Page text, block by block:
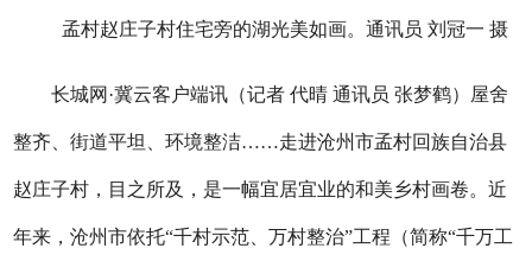
孟村赵庄子村住宅旁的湖光美如画。通讯员 刘冠一 摄
长城网·冀云客户端讯（记者 代晴 通讯员 张梦鹤）屋舍
整齐、街道平坦、环境整洁……走进沧州市孟村回族自治县
赵庄子村，目之所及，是一幅宜居宜业的和美乡村画卷。近
年来，沧州市依托“千村示范、万村整治”工程（简称“千万工